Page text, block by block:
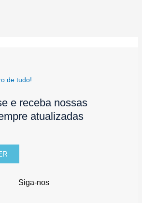
de tudo!
e receba nossas
atualizadas
Siga-nos